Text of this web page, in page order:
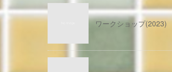
ワークショップ(2023)